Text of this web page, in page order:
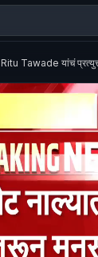
Ritu Tawade यांचं